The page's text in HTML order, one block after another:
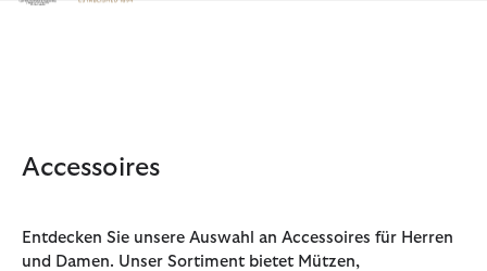
Klicken Sie hier, um unsere Barrierefreiheitserklärung
Accessoires
Entdecken Sie unsere Auswahl an Accessoires für Herren
und Damen. Unser Sortiment bietet Mützen,